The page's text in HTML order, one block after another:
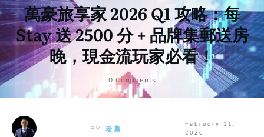
萬豪旅享家 2026 Q1 攻略：每
Stay 送 2500 分 + 品牌集郵送房
晚，現金流玩家必看！
0 Comments
BY 老蕭
February 11,
2026